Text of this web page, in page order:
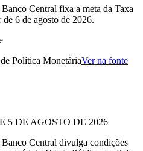
Central fixa a meta da Taxa
6 de agosto de 2026.
Política MonetáriaVer na fonte
5 DE AGOSTO DE 2026
Central divulga condições